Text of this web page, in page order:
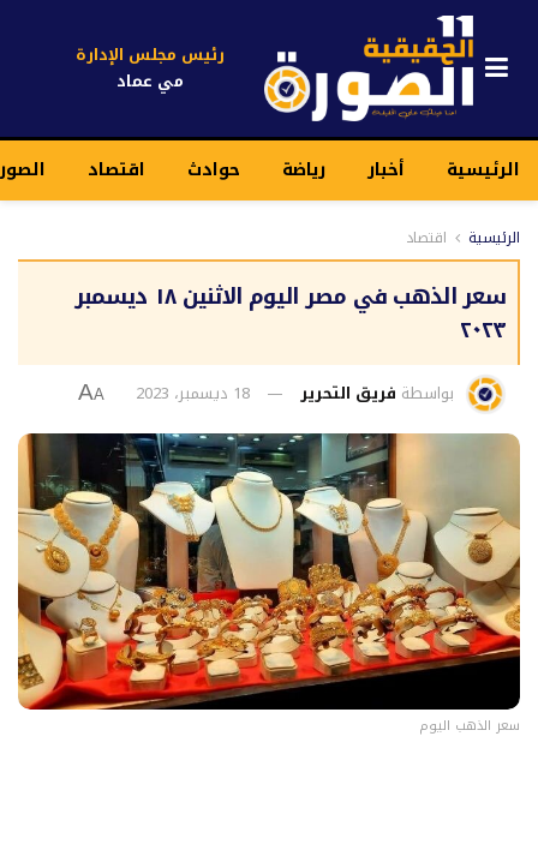
رئيس مجلس الإدارة
مي عماد
الرئيسية أخبار رياضة حوادث اقتصاد
الرئيسية اقتصاد
سعر الذهب في مصر اليوم الاثنين ١٨ ديسمبر
٢٠٢٣
بواسطة فريق التحرير 18 ديسمبر، 2023 A
A
سعر الذهب اليوم